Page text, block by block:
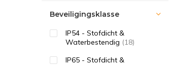
Beveiligingsklasse
IP54 - Stofdicht &
Waterbestendig (18)
IP65 - Stofdicht &